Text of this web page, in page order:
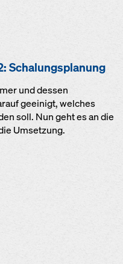
Schalungsplanung
und dessen
geeinigt, welches
soll. Nun geht es an die
Umsetzung.